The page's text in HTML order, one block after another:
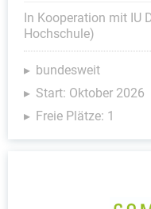
In Kooperation mit IU
Hochschule)
bundesweit
Start: Oktober 2026
Freie Plätze: 1